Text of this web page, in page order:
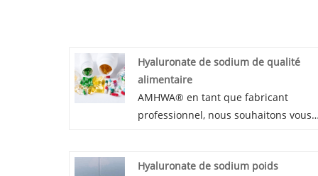
Hyaluronate de sodium de qualité
alimentaire
AMHWA® en tant que fabricant
professionnel, nous souhaitons vous
nous vous offrirons le meilleur service
Hyaluronate de sodium poids